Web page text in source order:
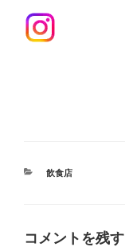
カ
飲食店
コメントを残す